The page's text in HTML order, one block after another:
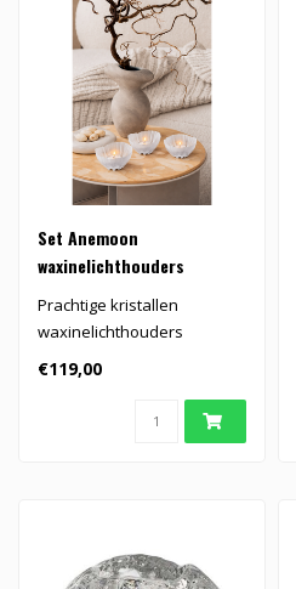
Set Anemoon
waxinelichthouders
Prachtige kristallen
waxinelichthouders
'Anemoon' ontworpen door
Mats Jonasson u..
€119,00